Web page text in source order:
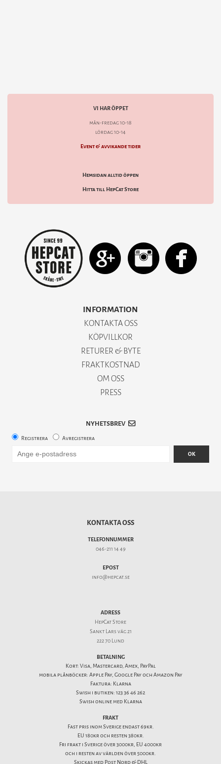
VI HAR ÖPPET
mån-fredag 10-18
lördag 10-14
Event & avvikande tider
Hemsidan alltid öppen
Hitta till HepCat Store
INFORMATION
KONTAKTA OSS
KÖPVILLKOR
RETURER & BYTE
FRAKTKOSTNAD
OM OSS
PRESS
NYHETSBREV
Registrera Avregistrera
OK
KONTAKTA OSS
TELEFONNUMMER
046-211 14 49
EPOST
info@hepcat.se
ADRESS
HepCat Store
Sankt Lars väg 21
222 70 Lund
BETALNING
Kort: Visa, Mastercard, Amex, PayPal
mobila plånböcker: Apple Pay, Google Pay och Amazon Pay
Faktura: Klarna
Swish i butiken: 123 36 46 262
Swish online med Klarna
FRAKT
Fast pris inom Sverige endast 69kr.
EU 180kr och resten 380kr.
Fri frakt i Sverige över 3000kr, EU 4000kr
och i resten av världen över 5000kr.
Skickas med Post Nord & DHL